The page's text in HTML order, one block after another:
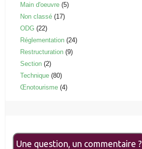
Main d'oeuvre (5)
Non classé (17)
ODG (22)
Réglementation (24)
Restructuration (9)
Section (2)
Technique (80)
Œnotourisme (4)
Une question, un commentaire ?